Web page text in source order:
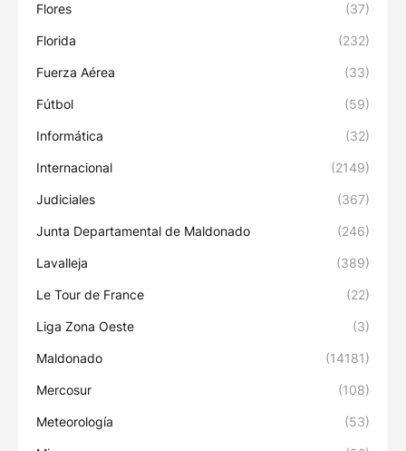
Flores (37)
Florida (232)
Fuerza Aérea (33)
Fútbol (59)
Informática (32)
Internacional (2149)
Judiciales (367)
Junta Departamental de Maldonado (246)
Lavalleja (389)
Le Tour de France (22)
Liga Zona Oeste (3)
Maldonado (14181)
Mercosur (108)
Meteorología (53)